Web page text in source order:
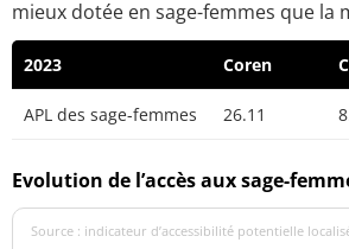
mieux dotée en sage-femmes que la
2023 Coren
APL des sage-femmes 26.11
Evolution de l’accès aux sage-
Source : indicateur d’accessibilité potentielle